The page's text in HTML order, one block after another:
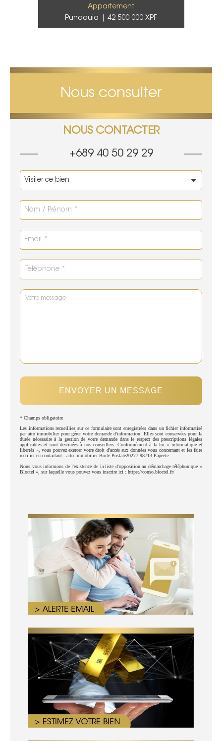
Appartement
Punaauia
42 500 000 XPF
Nous consulter
NOUS CONTACTER
+689 40 50 29 29
ENVOYER UN MESSAGE
* Champs obligatoire
Les informations recueillies sur ce formulaire sont enregistrées dans un fichier informatisé
par aito immobilier pour gérer votre demande d'information. Elles sont conservées pour la
durée nécessaire à la gestion de votre demande dans le respect des prescriptions légales
applicables et sont destinées à nos conseillers. Conformément à la loi « informatique et
libertés », vous pouvez exercer votre droit d'accès aux données vous concernant et les faire
rectifier en contactant : aito immobilier Boite Postale20277 98713 Papeete.
Nous vous informons de l'existence de la liste d'opposition au démarchage téléphonique «
Bloctel », sur laquelle vous pouvez vous inscrire ici : https://conso.bloctel.fr/